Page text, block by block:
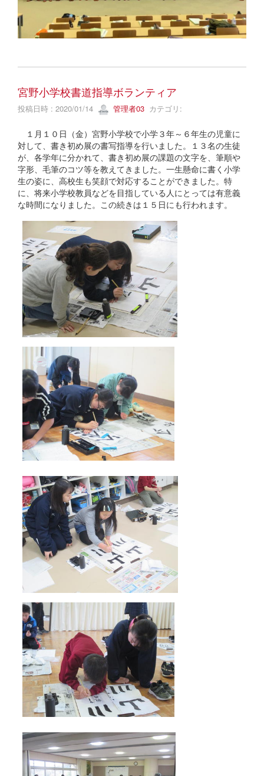
宮野小学校書道指導ボランティア
投稿日時 : 2020/01/14 管理者03 カテゴリ:
１月１０日（金）宮野小学校で小学３年～６年生の児童に
対して、書き初め展の書写指導を行いました。１３名の生徒
が、各学年に分かれて、書き初め展の課題の文字を、筆順や
字形、毛筆のコツ等を教えてきました。一生懸命に書く小学
生の姿に、高校生も笑顔で対応することができました。特
に、将来小学校教員などを目指している人にとっては有意義
な時間になりました。この続きは１５日にも行われます。